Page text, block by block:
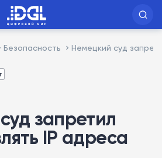
Безопасность Немецкий суд
запретил
IP адреса